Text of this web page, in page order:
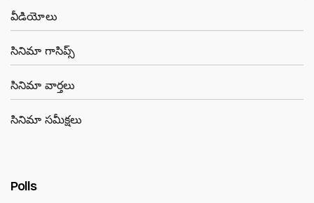
వీడియోలు
సినిమా గాసిప్స్
సినిమా వార్తలు
సినిమా సమీక్షలు
Polls